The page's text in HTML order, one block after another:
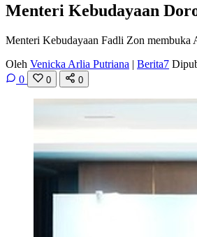
Menteri Kebudayaan
Menteri Kebudayaan Fadli Zon membuka
Oleh Venicka Arlia Putriana | Berita7
0
0 0